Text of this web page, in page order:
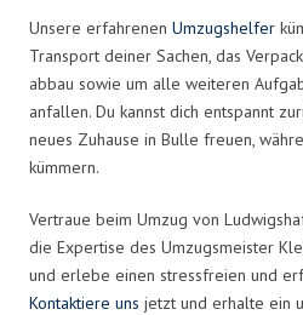
Unsere erfahrenen Umzugshelfer
Transport deiner Sachen, das
abbau sowie um alle weiteren
anfallen. Du kannst dich entspannt
neues Zuhause in Bulle freuen,
kümmern.
Vertraue beim Umzug von
die Expertise des Umzugsmeister
und erlebe einen stressfreien und
Kontaktiere uns jetzt und erhalte ein